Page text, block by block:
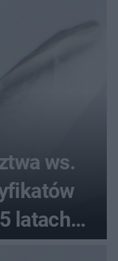
ws.
latach
sprawę